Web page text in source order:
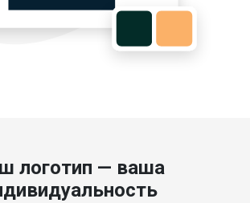
логотип — ваша